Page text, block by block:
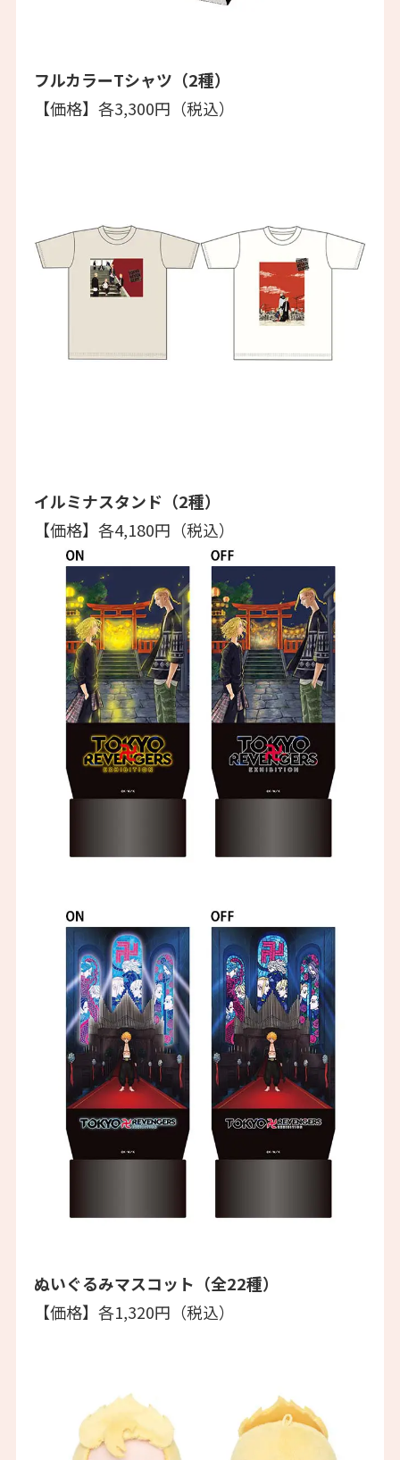
フルカラーTシャツ（2種）
【価格】各3,300円（税込）
イルミナスタンド（2種）
【価格】各4,180円（税込）
ぬいぐるみマスコット（全22種）
【価格】各1,320円（税込）